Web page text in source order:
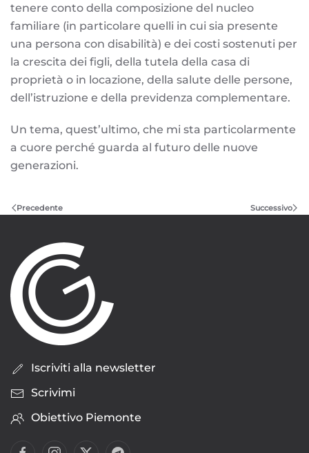
tenere conto della composizione del nucleo
familiare (in particolare quelli in cui sia presente
una persona con disabilità) e dei costi sostenuti per
la crescita dei figli, della tutela della casa di
proprietà o in locazione, della salute delle persone,
dell’istruzione e della previdenza complementare.
Un tema, quest’ultimo, che mi sta particolarmente
a cuore perché guarda al futuro delle nuove
generazioni.
Precedente Successivo
Iscriviti alla newsletter
Scrivimi
Obiettivo Piemonte